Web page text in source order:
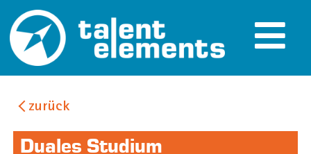
zurück
Duales Studium